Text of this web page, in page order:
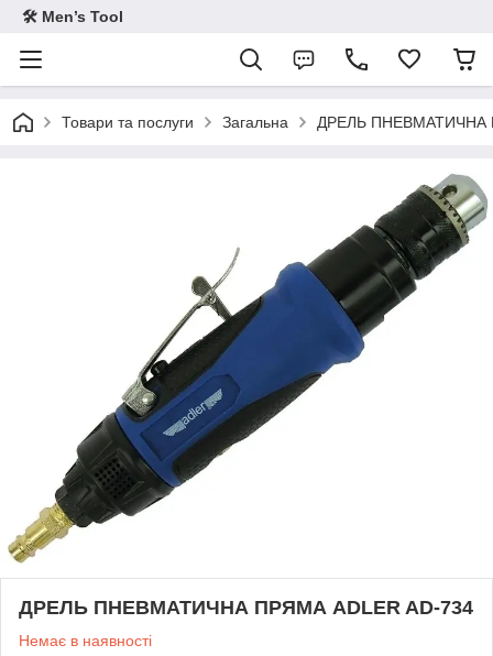
🛠 Men’s Tool
Товари та послуги Загальна ДРЕЛЬ ПНЕВМАТИЧНА
ДРЕЛЬ ПНЕВМАТИЧНА ПРЯМА ADLER AD-734
Немає в наявності